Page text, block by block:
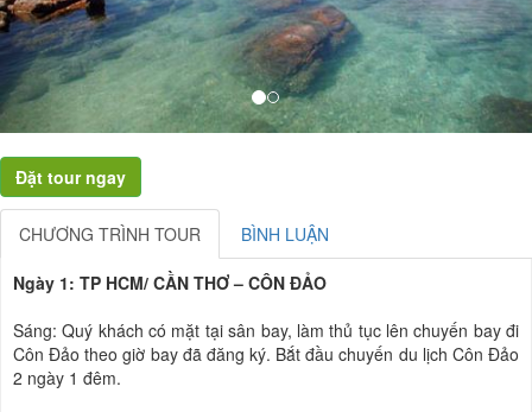
CHƯƠNG TRÌNH TOUR BÌNH LUẬN
Ngày 1: TP HCM/ CẦN THƠ – CÔN ĐẢO
Sáng: Quý khách có mặt tại sân bay, làm thủ tục lên chuyến bay đi
Côn Đảo theo giờ bay đã đăng ký. Bắt đầu chuyến du lịch Côn Đảo
2 ngày 1 đêm.